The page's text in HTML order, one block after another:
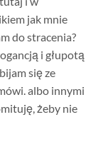
jak mnie
do stracenia?
i głupotą
się ze
albo innymi
żeby nie